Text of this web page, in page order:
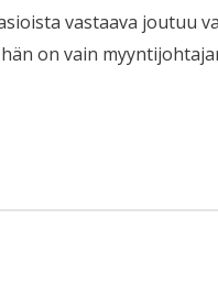
vastaava joutuu
on vain